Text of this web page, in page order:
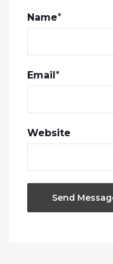
Name*
Email*
Website